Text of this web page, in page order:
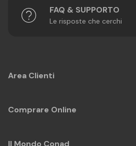
FAQ & SUPPORTO
Le risposte che cerchi
Area Clienti
Comprare Online
Il Mondo Conad